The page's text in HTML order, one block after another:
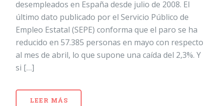
desempleados en España desde julio de 2008. El
último dato publicado por el Servicio Público de
Empleo Estatal (SEPE) conforma que el paro se ha
reducido en 57.385 personas en mayo con respecto
al mes de abril, lo que supone una caída del 2,3%. Y
si […]
LEER MÁS